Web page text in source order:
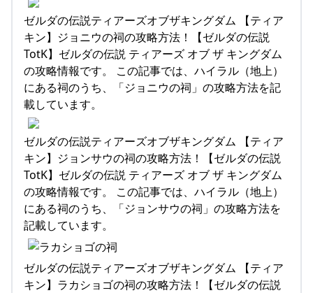
ゼルダの伝説ティアーズオブザキングダム 【ティア
キン】ジョニウの祠の攻略方法！【ゼルダの伝説
TotK】ゼルダの伝説 ティアーズ オブ ザ キングダム
の攻略情報です。 この記事では、ハイラル（地上）
にある祠のうち、「ジョニウの祠」の攻略方法を記
載しています。
ゼルダの伝説ティアーズオブザキングダム 【ティア
キン】ジョンサウの祠の攻略方法！【ゼルダの伝説
TotK】ゼルダの伝説 ティアーズ オブ ザ キングダム
の攻略情報です。 この記事では、ハイラル（地上）
にある祠のうち、「ジョンサウの祠」の攻略方法を
記載しています。
ゼルダの伝説ティアーズオブザキングダム 【ティア
キン】ラカショゴの祠の攻略方法！【ゼルダの伝説